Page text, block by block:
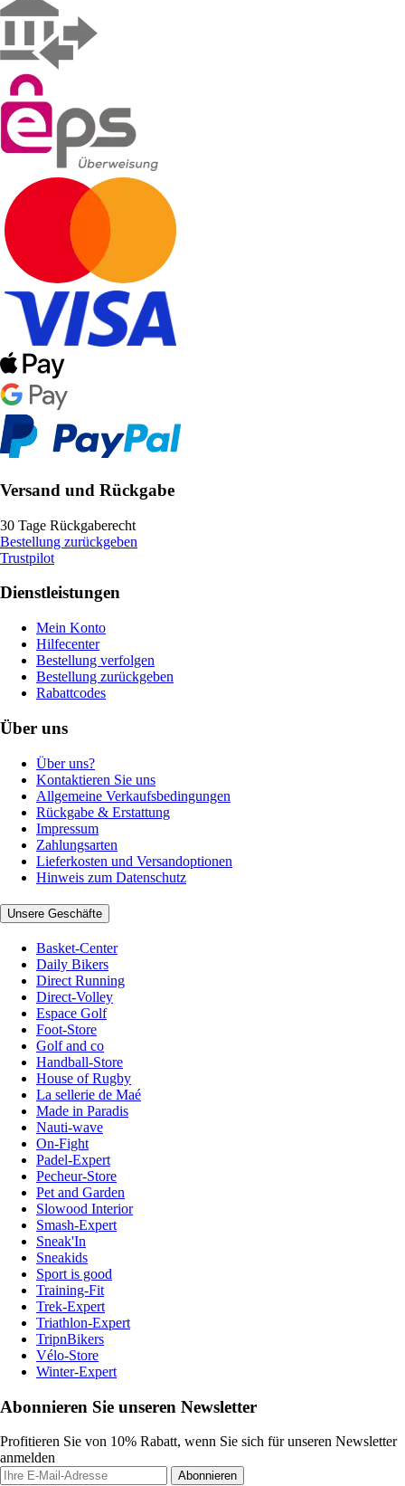
Versand und Rückgabe
30 Tage Rückgaberecht
Bestellung zurückgeben
Trustpilot
Dienstleistungen
Mein Konto
Hilfecenter
Bestellung verfolgen
Bestellung zurückgeben
Rabattcodes
Über uns
Über uns?
Kontaktieren Sie uns
Allgemeine Verkaufsbedingungen
Rückgabe & Erstattung
Impressum
Zahlungsarten
Lieferkosten und Versandoptionen
Hinweis zum Datenschutz
Unsere Geschäfte
Basket-Center
Daily Bikers
Direct Running
Direct-Volley
Espace Golf
Foot-Store
Golf and co
Handball-Store
House of Rugby
La sellerie de Maé
Made in Paradis
Nauti-wave
On-Fight
Padel-Expert
Pecheur-Store
Pet and Garden
Slowood Interior
Smash-Expert
Sneak'In
Sneakids
Sport is good
Training-Fit
Trek-Expert
Triathlon-Expert
TripnBikers
Vélo-Store
Winter-Expert
Abonnieren Sie unseren Newsletter
Profitieren Sie von 10% Rabatt, wenn Sie sich für unseren Newsletter
anmelden
Abonnieren